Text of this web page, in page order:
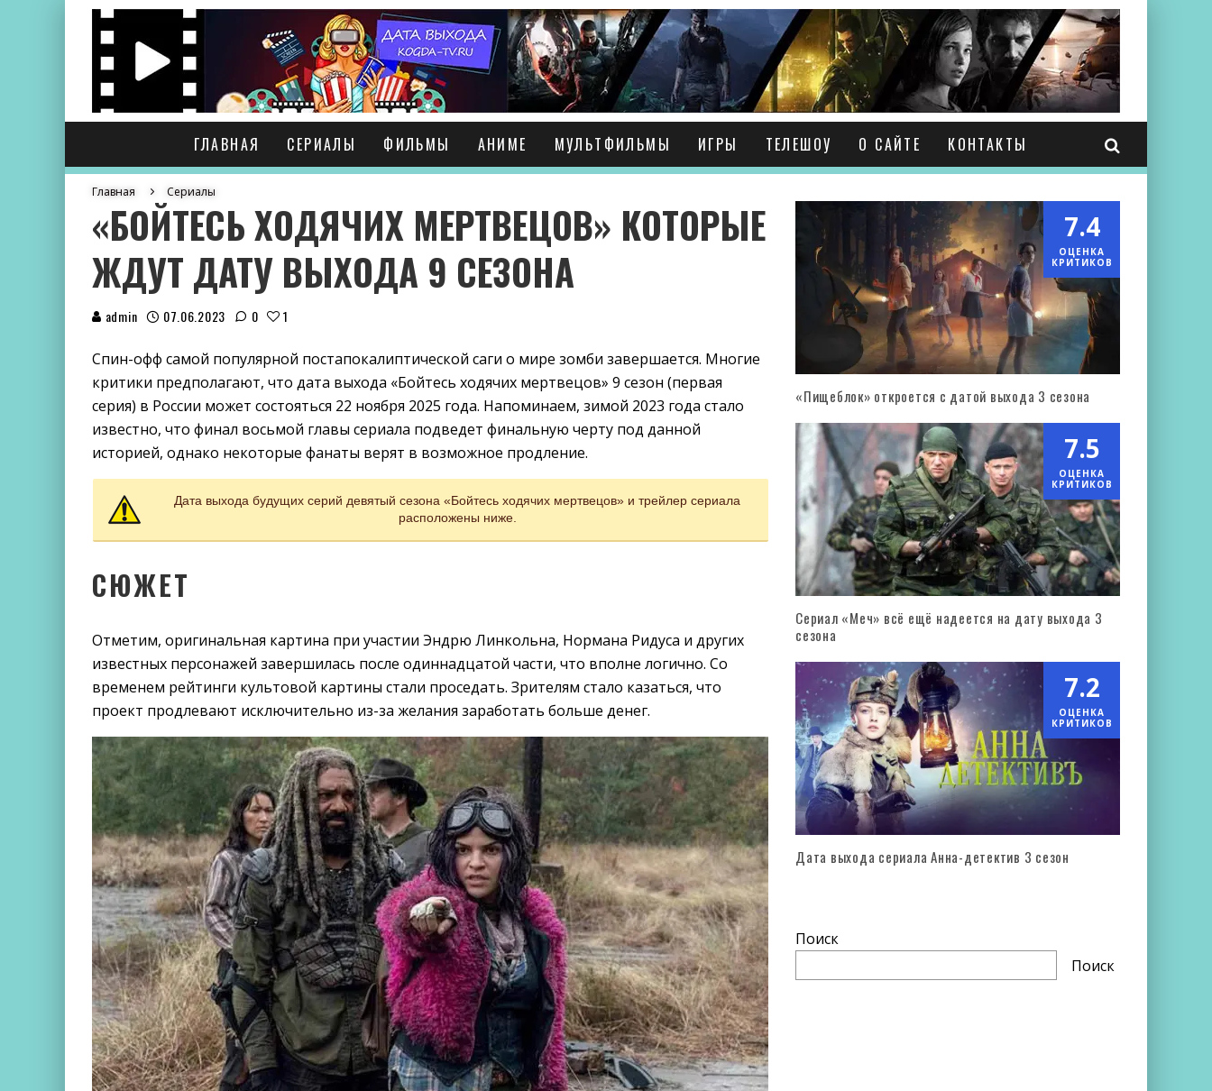
ГЛАВНАЯ СЕРИАЛЫ ФИЛЬМЫ АНИМЕ МУЛЬТФИЛЬМЫ ИГРЫ ТЕЛЕШОУ О САЙТЕ КОНТАКТЫ
Главная Сериалы
«БОЙТЕСЬ ХОДЯЧИХ МЕРТВЕЦОВ» КОТОРЫЕ
ЖДУТ ДАТУ ВЫХОДА 9 СЕЗОНА
admin 07.06.2023 0 1
Спин-офф самой популярной постапокалиптической саги о мире зомби завершается. Многие
критики предполагают, что дата выхода «Бойтесь ходячих мертвецов» 9 сезон (первая
серия) в России может состояться 22 ноября 2025 года. Напоминаем, зимой 2023 года стало
известно, что финал восьмой главы сериала подведет финальную черту под данной
историей, однако некоторые фанаты верят в возможное продление.
Дата выхода будущих серий девятый сезона «Бойтесь ходячих мертвецов» и трейлер сериала
расположены ниже.
СЮЖЕТ
Отметим, оригинальная картина при участии Эндрю Линкольна, Нормана Ридуса и других
известных персонажей завершилась после одиннадцатой части, что вполне логично. Со
временем рейтинги культовой картины стали проседать. Зрителям стало казаться, что
проект продлевают исключительно из-за желания заработать больше денег.
7.4
ОЦЕНКА
КРИТИКОВ
«Пищеблок» откроется с датой выхода 3 сезона
7.5
ОЦЕНКА
КРИТИКОВ
Сериал «Меч» всё ещё надеется на дату выхода 3
сезона
7.2
ОЦЕНКА
КРИТИКОВ
Дата выхода сериала Анна-детектив 3 сезон
Поиск
Поиск